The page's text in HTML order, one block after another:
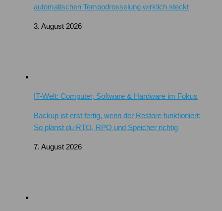
automatischen Tempodrosselung wirklich steckt
3. August 2026
IT-Welt: Computer, Software & Hardware im Fokus
Backup ist erst fertig, wenn der Restore funktioniert:
So planst du RTO, RPO und Speicher richtig
7. August 2026